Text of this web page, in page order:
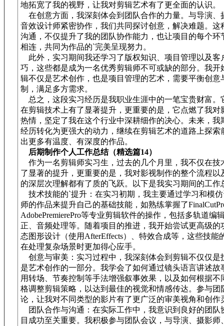
地拓宽了我的视野，让我对剪辑艺术有了更全面的认识。
在创意方面，我深刻体会到团队合作的力量。与导演、
音效设计师紧密协作，我们共同探讨创意，解决难题。这
沟通，不仅提升了我的团队协作能力，也让项目的每个环
相连，共同为作品的`完美呈现努力。
此外，实习期间我还学习了版权知识、项目管理以及客
巧，这些都是成为一名优秀剪辑师不可或缺的部分。我开
辑不仅是艺术创作，也是项目管理的艺术，需要平衡创意
制，满足多方需求。
总之，这段实习经历是我职业生涯中的一笔宝贵财富。
在剪辑技术上有了显著提升，更重要的是，它点燃了我对
热情，坚定了我在这个行业中深耕细作的决心。未来，我
经历转化为更强大的动力，继续在剪辑艺术的道路上探索
出更多有温度、有深度的作品。
后期制作个人工作总结（精选篇14）
作为一名剪辑师实习生，过去的几个月里，我不仅在技
了显著的提升，更重要的是，我对影视制作的整个流程以
的深层次理解都有了质的飞跃。以下是我实习期间的工作
技术技能的`提升：在实习初期，我主要通过学习和模
师的作品来提升自己的基础技能，如熟练掌握了
AdobePremierePro等专业剪辑软件的操作，包括多轨道编
正、音频处理等。随着项目的推进，我开始尝试更高级的
态图形设计（使用AfterEffects）、特效合成等，这些技能
在处理复杂场景时更加得心应手。
创意与审美：实习过程中，我深刻体会到剪辑不仅仅是
是艺术创作的一部分。我学会了如何通过镜头语言讲述故
用转场、节奏控制等手法增强叙事效果，以及如何根据不
格调整剪辑策略，以达到最佳的视觉和情感传达。参与团
论，让我对不同类型的影片有了更广泛的审美视角和创作
团队合作与沟通：在实际工作中，我意识到良好的团队
目成功至关重要。我积极参与团队会议，与导演、摄影师